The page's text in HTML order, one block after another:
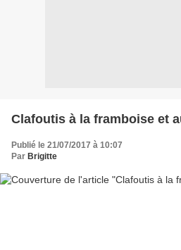
Clafoutis à la framboise et
Publié le 21/07/2017 à 10:07
Par Brigitte